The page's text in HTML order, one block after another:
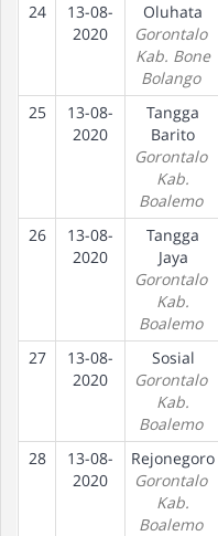
24
13-08-
2020
Oluhata
Gorontalo
Kab. Bone
Bolango
25
13-08-
2020
Tangga
Barito
Gorontalo
Kab.
Boalemo
26
13-08-
2020
Tangga
Jaya
Gorontalo
Kab.
Boalemo
27
13-08-
2020
Sosial
Gorontalo
Kab.
Boalemo
28
13-08-
2020
Rejonegoro
Gorontalo
Kab.
Boalemo